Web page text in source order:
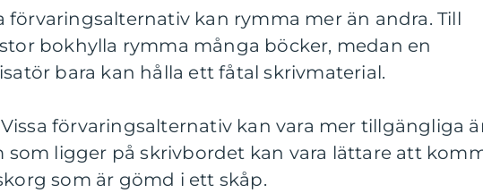
förvaringsalternativ kan rymma mer än andra. Till
bokhylla rymma många böcker, medan en
bara kan hålla ett fåtal skrivmaterial.
förvaringsalternativ kan vara mer tillgängliga
som ligger på skrivbordet kan vara lättare att
som är gömd i ett skåp.